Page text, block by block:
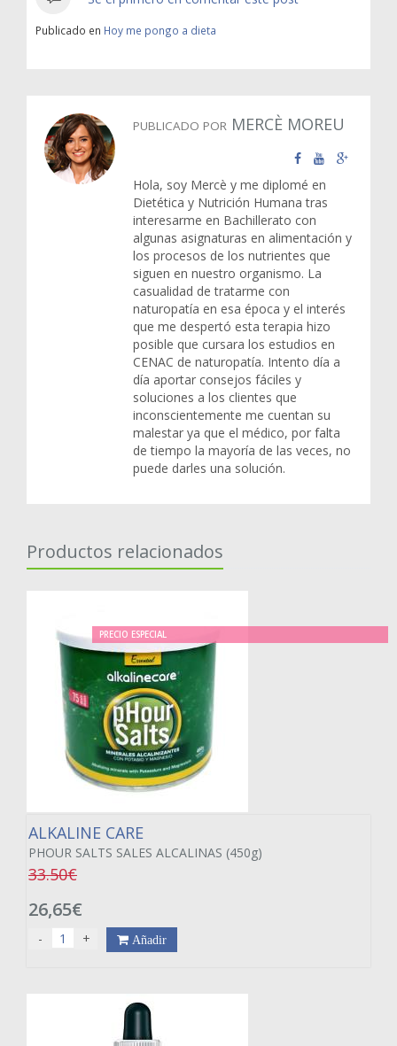
Publicado en Hoy me pongo a dieta
PUBLICADO POR MERCÈ MOREU
Hola, soy Mercè y me diplomé en
Dietética y Nutrición Humana tras
interesarme en Bachillerato con
algunas asignaturas en alimentación y
los procesos de los nutrientes que
siguen en nuestro organismo. La
casualidad de tratarme con
naturopatía en esa época y el interés
que me despertó esta terapia hizo
posible que cursara los estudios en
CENAC de naturopatía. Intento día a
día aportar consejos fáciles y
soluciones a los clientes que
inconscientemente me cuentan su
malestar ya que el médico, por falta
de tiempo la mayoría de las veces, no
puede darles una solución.
Productos relacionados
PRECIO ESPECIAL
ALKALINE CARE
PHOUR SALTS SALES ALCALINAS (450g)
33.50€
26,65€
- + Añadir